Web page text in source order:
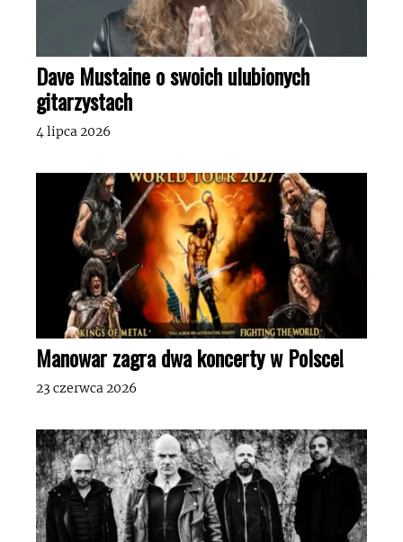
Dave Mustaine o swoich ulubionych
gitarzystach
4 lipca 2026
Manowar zagra dwa koncerty w Polsce!
23 czerwca 2026